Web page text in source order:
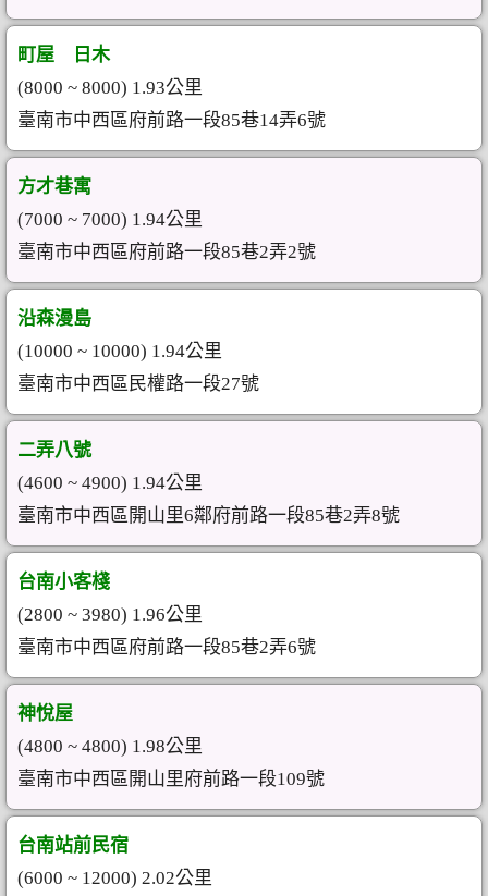
町屋 日木
(8000 ~ 8000) 1.93公里
臺南市中西區府前路一段85巷14弄6號
方才巷寓
(7000 ~ 7000) 1.94公里
臺南市中西區府前路一段85巷2弄2號
沿森漫島
(10000 ~ 10000) 1.94公里
臺南市中西區民權路一段27號
二弄八號
(4600 ~ 4900) 1.94公里
臺南市中西區開山里6鄰府前路一段85巷2弄8號
台南小客棧
(2800 ~ 3980) 1.96公里
臺南市中西區府前路一段85巷2弄6號
神悅屋
(4800 ~ 4800) 1.98公里
臺南市中西區開山里府前路一段109號
台南站前民宿
(6000 ~ 12000) 2.02公里